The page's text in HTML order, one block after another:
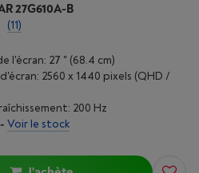
27G610A-B
(11)
l'écran: 27 " (68.4 cm)
2560 x 1440 pixels (QHD /
200 Hz
- Voir le stock